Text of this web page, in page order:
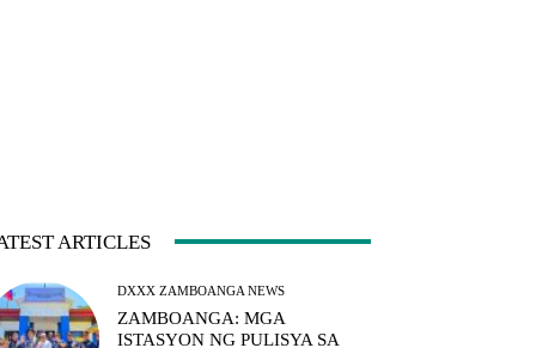
ARTICLES
DXXX ZAMBOANGA NEWS
ZAMBOANGA: MGA
ISTASYON NG PULISYA SA